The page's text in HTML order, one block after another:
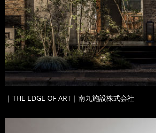
｜THE EDGE OF ART｜南九施設株式会社